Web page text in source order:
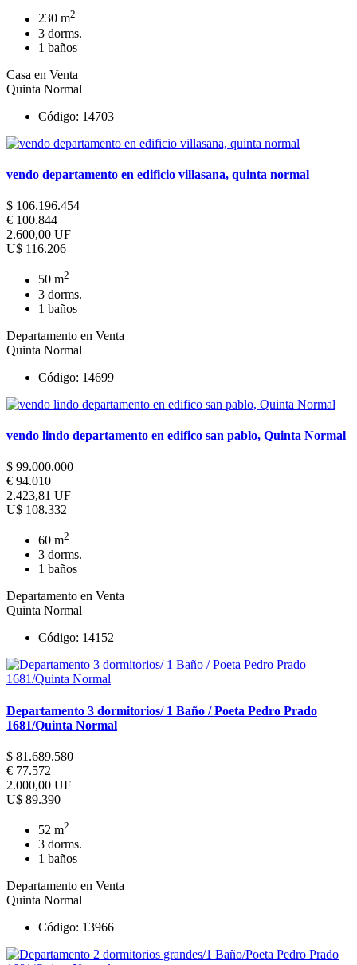
230 m2
3 dorms.
1 baños
Casa en Venta
Quinta Normal
Código: 14703
vendo departamento en edificio villasana, quinta normal
$ 106.196.454
€ 100.844
2.600,00 UF
U$ 116.206
50 m2
3 dorms.
1 baños
Departamento en Venta
Quinta Normal
Código: 14699
vendo lindo departamento en edifico san pablo, Quinta Normal
$ 99.000.000
€ 94.010
2.423,81 UF
U$ 108.332
60 m2
3 dorms.
1 baños
Departamento en Venta
Quinta Normal
Código: 14152
Departamento 3 dormitorios/ 1 Baño / Poeta Pedro Prado
1681/Quinta Normal
$ 81.689.580
€ 77.572
2.000,00 UF
U$ 89.390
52 m2
3 dorms.
1 baños
Departamento en Venta
Quinta Normal
Código: 13966